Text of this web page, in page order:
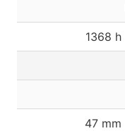
1368 h
47 mm